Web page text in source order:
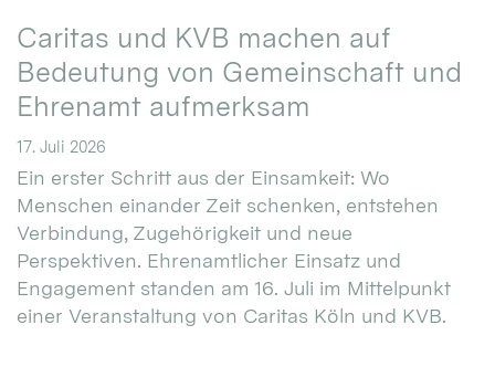
Caritas und KVB machen auf
Bedeutung von Gemeinschaft und
Ehrenamt aufmerksam
17. Juli 2026
Ein erster Schritt aus der Einsamkeit: Wo
Menschen einander Zeit schenken, entstehen
Verbindung, Zugehörigkeit und neue
Perspektiven. Ehrenamtlicher Einsatz und
Engagement standen am 16. Juli im Mittelpunkt
einer Veranstaltung von Caritas Köln und KVB.